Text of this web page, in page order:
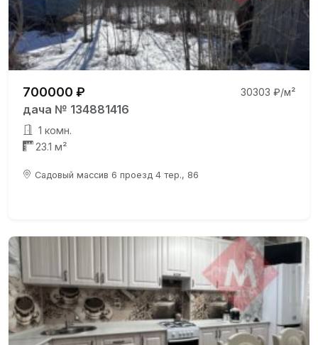
700000 ₽ 30303 ₽/м²
дача № 134881416
1 комн.
23.1 м²
Садовый массив 6 проезд 4 тер., 86